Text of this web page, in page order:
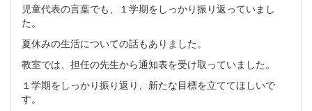
児童代表の言葉でも、１学期をしっかり振り返っていまし
た。
夏休みの生活についての話もありました。
教室では、担任の先生から通知表を受け取っていました。
１学期をしっかり振り返り、新たな目標を立ててほしいで
す。